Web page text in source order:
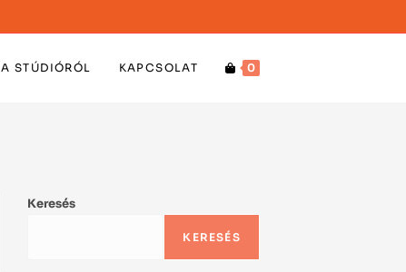
A STÚDIÓRÓL KAPCSOLAT 0
Keresés
KERESÉS